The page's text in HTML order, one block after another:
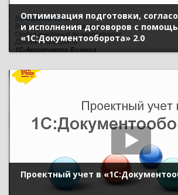
Оптимизация подготовки,
и исполнения договоров с
«1С:Документооборота» 2.0
Проектный учет в